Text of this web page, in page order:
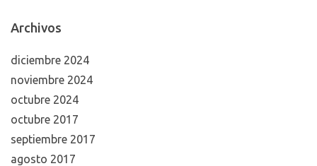
Archivos
diciembre 2024
noviembre 2024
octubre 2024
octubre 2017
septiembre 2017
agosto 2017